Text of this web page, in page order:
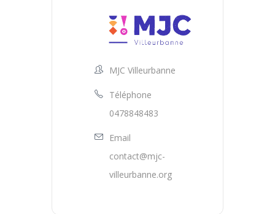
MJC Villeurbanne
Téléphone
0478848483
Email
contact@mjc-
villeurbanne.org